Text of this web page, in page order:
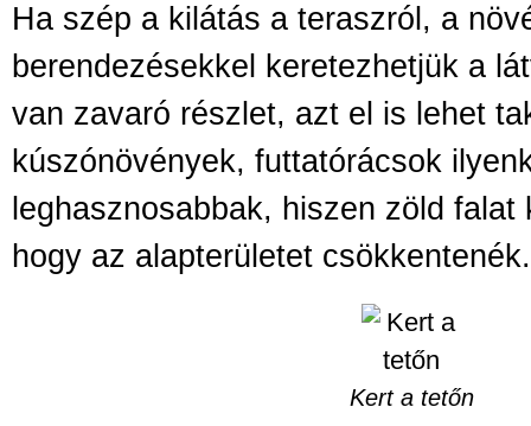
Ha szép a kilátás a teraszról, a
berendezésekkel keretezhetjük a
van zavaró részlet, azt el is lehet
kúszónövények, futtatórácsok
leghasznosabbak, hiszen zöld
hogy az alapterületet csökkentenék.
Kert a tetőn